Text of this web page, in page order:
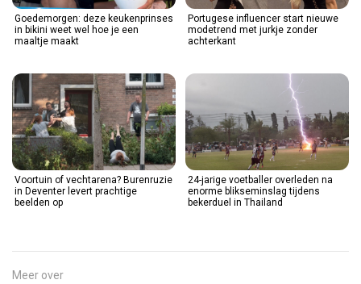
Goedemorgen: deze keukenprinses
in bikini weet wel hoe je een
maaltje maakt
Portugese influencer start nieuwe
modetrend met jurkje zonder
achterkant
Voortuin of vechtarena? Burenruzie
in Deventer levert prachtige
beelden op
24-jarige voetballer overleden na
enorme blikseminslag tijdens
bekerduel in Thailand
Meer over